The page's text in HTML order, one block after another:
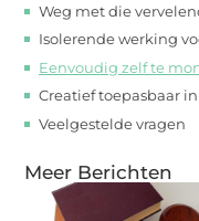
Weg met die
Isolerende werking
Eenvoudig zelf te
Creatief toepasbaar
Veelgestelde vragen
Meer Berichten